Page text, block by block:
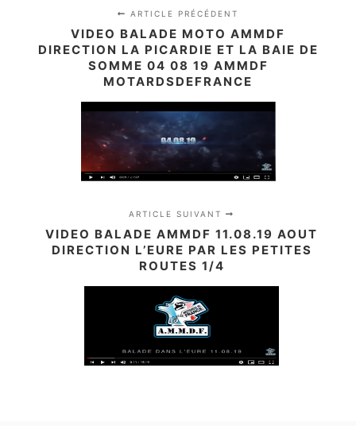
ARTICLE PRÉCÉDENT
VIDEO BALADE MOTO AMMDF
DIRECTION LA PICARDIE ET LA BAIE DE
SOMME 04 08 19 AMMDF
MOTARDSDEFRANCE
ARTICLE SUIVANT
VIDEO BALADE AMMDF 11.08.19 AOUT
DIRECTION L’EURE PAR LES PETITES
ROUTES 1/4